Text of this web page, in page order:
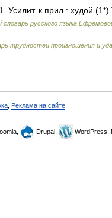
Усилит. к прил.: худой
русского языка
трудностей произношения и
Реклама на сайте
Drupal, WordPress,